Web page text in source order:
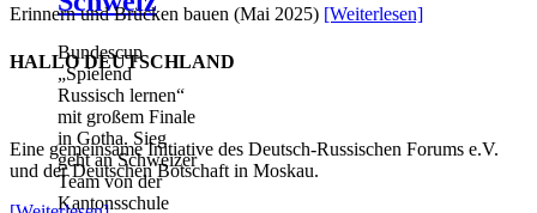
Bundescup
„Spielend
Russisch lernen“
mit großem Finale
in Gotha. Sieg
geht an Schweizer
Team von der
Kantonsschule
Erinnern und Brücken bauen (Mai 2025) [Weiterlesen]
HALLO DEUTSCHLAND
Eine gemeinsame Initiative des Deutsch-Russischen Forums e.V.
und der Deutschen Botschaft in Moskau.